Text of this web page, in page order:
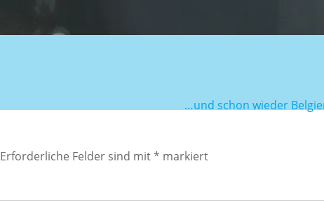
…und schon wieder
Erforderliche Felder sind mit* markiert